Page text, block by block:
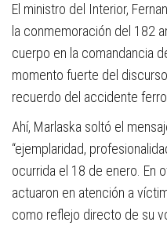
El ministro del Interior,
la conmemoración del 182
cuerpo en la comandancia
momento fuerte del
recuerdo del accidente
Ahí, Marlaska soltó el
“ejemplaridad,
ocurrida el 18 de enero. En
actuaron en atención a
como reflejo directo de su